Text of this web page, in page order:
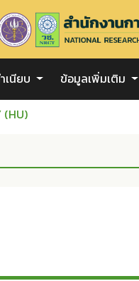
เนียบ ข้อมูลเพิ่มเติม
(HU)